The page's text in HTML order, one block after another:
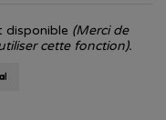
disponible (Merci de
cette fonction).